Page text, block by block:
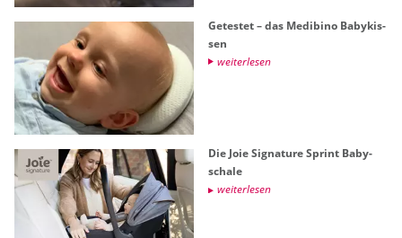
Ge­tes­tet – das Me­dibi­no Ba­by­kis­
sen
wei­ter­le­sen
Die Joie Si­gna­tu­re Sprint Ba­by­
scha­le
wei­ter­le­sen